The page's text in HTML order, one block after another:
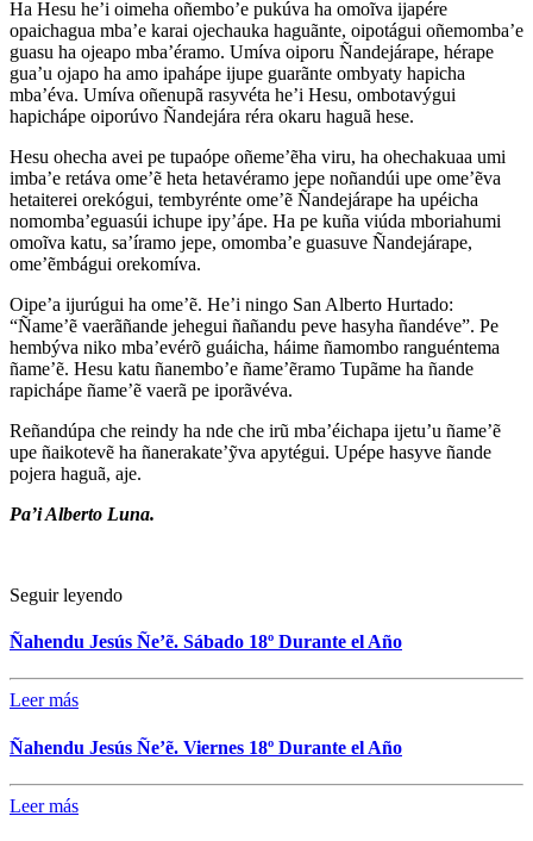
Ha Hesu he’i oimeha oñembo’e pukúva ha omoĩva ijapére
opaichagua mba’e karai ojechauka haguãnte, oipotágui oñemomba’e
guasu ha ojeapo mba’éramo. Umíva oiporu Ñandejárape, hérape
gua’u ojapo ha amo ipahápe ijupe guarãnte ombyaty hapicha
mba’éva. Umíva oñenupã rasyvéta he’i Hesu, ombotavýgui
hapichápe oiporúvo Ñandejára réra okaru haguã hese.
Hesu ohecha avei pe tupaópe oñeme’ẽha viru, ha ohechakuaa umi
imba’e retáva ome’ẽ heta hetavéramo jepe noñandúi upe ome’ẽva
hetaiterei orekógui, tembyrénte ome’ẽ Ñandejárape ha upéicha
nomomba’eguasúi ichupe ipy’ápe. Ha pe kuña viúda mboriahumi
omoĩva katu, sa’íramo jepe, omomba’e guasuve Ñandejárape,
ome’ẽmbágui orekomíva.
Oipe’a ijurúgui ha ome’ẽ. He’i ningo San Alberto Hurtado:
“Ñame’ẽ vaerãñande jehegui ñañandu peve hasyha ñandéve”. Pe
hembýva niko mba’evérõ guáicha, háime ñamombo ranguéntema
ñame’ẽ. Hesu katu ñanembo’e ñame’ẽramo Tupãme ha ñande
rapichápe ñame’ẽ vaerã pe iporãvéva.
Reñandúpa che reindy ha nde che irũ mba’éichapa ijetu’u ñame’ẽ
upe ñaikotevẽ ha ñanerakate’ỹva apytégui. Upépe hasyve ñande
pojera haguã, aje.
Pa’i Alberto Luna.
Seguir leyendo
Ñahendu Jesús Ñe’ẽ. Sábado 18º Durante el Año
Leer más
Ñahendu Jesús Ñe’ẽ. Viernes 18º Durante el Año
Leer más